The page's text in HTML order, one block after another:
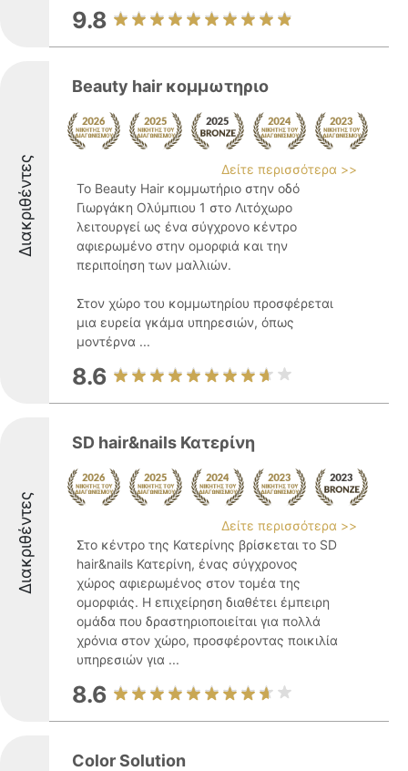
9.8
Διακριθέντες
Beauty hair κομμωτηριο
Δείτε περισσότερα >>
Το Beauty Hair κομμωτήριο στην οδό
Γιωργάκη Ολύμπιου 1 στο Λιτόχωρο
λειτουργεί ως ένα σύγχρονο κέντρο
αφιερωμένο στην ομορφιά και την
περιποίηση των μαλλιών.
Στον χώρο του κομμωτηρίου προσφέρεται
μια ευρεία γκάμα υπηρεσιών, όπως
μοντέρνα ...
8.6
Διακριθέντες
SD hair&nails Κατερίνη
Δείτε περισσότερα >>
Στο κέντρο της Κατερίνης βρίσκεται το SD
hair&nails Κατερίνη, ένας σύγχρονος
χώρος αφιερωμένος στον τομέα της
ομορφιάς. Η επιχείρηση διαθέτει έμπειρη
ομάδα που δραστηριοποιείται για πολλά
χρόνια στον χώρο, προσφέροντας ποικιλία
υπηρεσιών για ...
8.6
Color Solution